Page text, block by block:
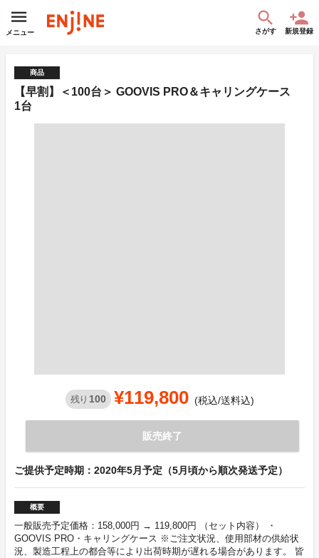
メニュー さがす 新規登録
商品
【早割】＜100台＞ GOOVIS PRO＆キャリングケース
1台
残り 100 ¥119,800 (税込/送料込)
販売終了
ご提供予定時期：2020年5月予定（5月頃から順次発送予定）
概要
一般販売予定価格：158,000円 → 119,800円 （セット内容） ・
GOOVIS PRO・キャリングケース ※ご注文状況、使用部材の供給状
況、製造工程上の都合等により出荷時期が遅れる場合があります。 皆